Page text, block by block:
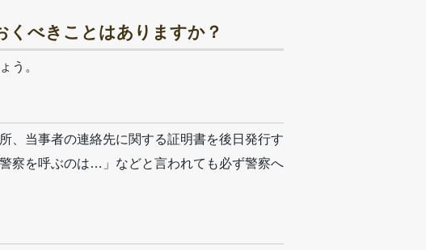
くべきことはありますか？
う。
、当事者の連絡先に関する証明書を後日発行す
察を呼ぶのは…」などと言われても必ず警察へ